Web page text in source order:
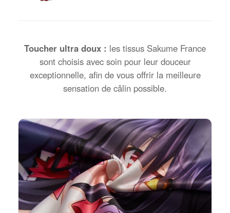
Toucher ultra doux : les tissus Sakume France
sont choisis avec soin pour leur douceur
exceptionnelle, afin de vous offrir la meilleure
sensation de câlin possible.